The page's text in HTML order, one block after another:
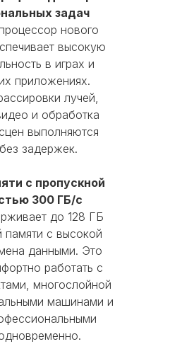
задач
нового
высокую
в играх и
приложениях.
лучей,
и обработка
выполняются
задержек.
с пропускной
300 ГБ/с
до 128 ГБ
памяти с высокой
данными. Это
работать с
многослойной
машинами и
Silver
in
доплатить
в
в
без
корпуса
и без
покупке
Apple
Гарантия